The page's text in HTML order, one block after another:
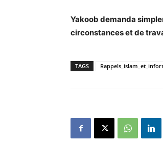
Yakoob demanda
circonstances et de
TAGS